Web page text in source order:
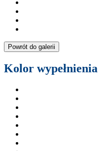
Powrót do galerii
Kolor wypełnienia